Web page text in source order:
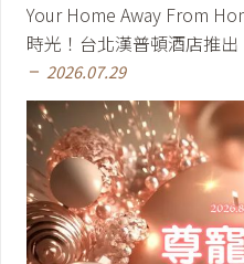
Your Home Away From
時光！台北漢普頓酒店推出
remove 2026.07.29